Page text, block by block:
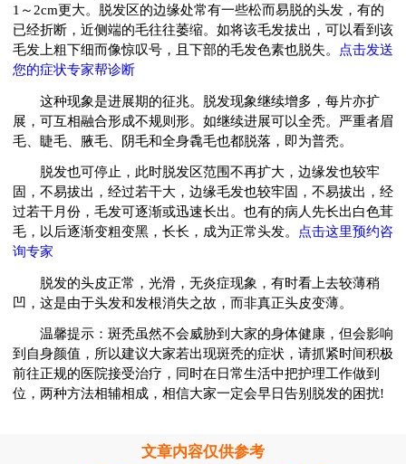
1～2cm更大。脱发区的边缘处常有一些松而易脱的头发，有的
已经折断，近侧端的毛往往萎缩。如将该毛发拔出，可以看到该
毛发上粗下细而像惊叹号，且下部的毛发色素也脱失。
点击发送
您的症状专家帮诊断
这种现象是进展期的征兆。脱发现象继续增多，每片亦扩
展，可互相融合形成不规则形。如继续进展可以全秃。严重者眉
毛、睫毛、腋毛、阴毛和全身毳毛也都脱落，即为普秃。
脱发也可停止，此时脱发区范围不再扩大，边缘发也较牢
固，不易拔出，经过若干大，边缘毛发也较牢固，不易拔出，经
过若干月份，毛发可逐渐或迅速长出。也有的病人先长出白色茸
毛，以后逐渐变粗变黑，长长，成为正常头发。
点击这里预约咨
询专家
脱发的头皮正常，光滑，无炎症现象，有时看上去较薄稍
凹，这是由于头发和发根消失之故，而非真正头皮变薄。
温馨提示：斑秃虽然不会威胁到大家的身体健康，但会影响
到自身颜值，所以建议大家若出现斑秃的症状，请抓紧时间积极
前往正规的医院接受治疗，同时在日常生活中把护理工作做到
位，两种方法相辅相成，相信大家一定会早日告别脱发的困扰!
文章内容仅供参考